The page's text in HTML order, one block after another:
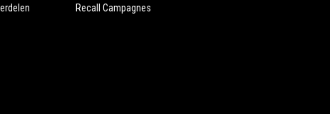
Recall Campagnes